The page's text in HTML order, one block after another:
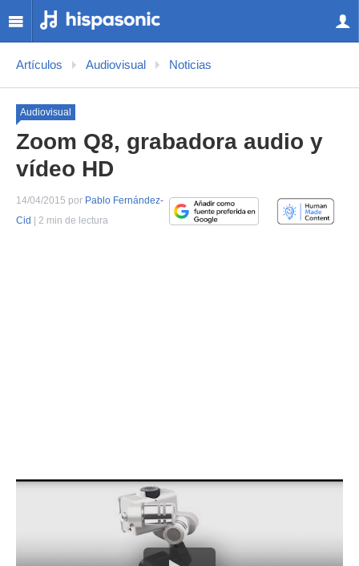
Artículos Audiovisual Noticias
Audiovisual
Zoom Q8, grabadora audio y
vídeo HD
14/04/2015 por Pablo Fernández-
Cid
| 2 min de lectura